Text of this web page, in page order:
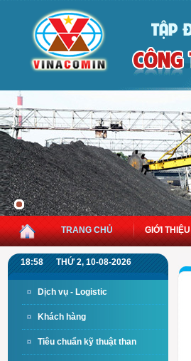
TRANG CHỦ GIỚI THIỆU
18:58 THỨ 2, 10-08-2026
Dịch vụ - Logistic
Khách hàng
Tiêu chuẩn kỹ thuật than